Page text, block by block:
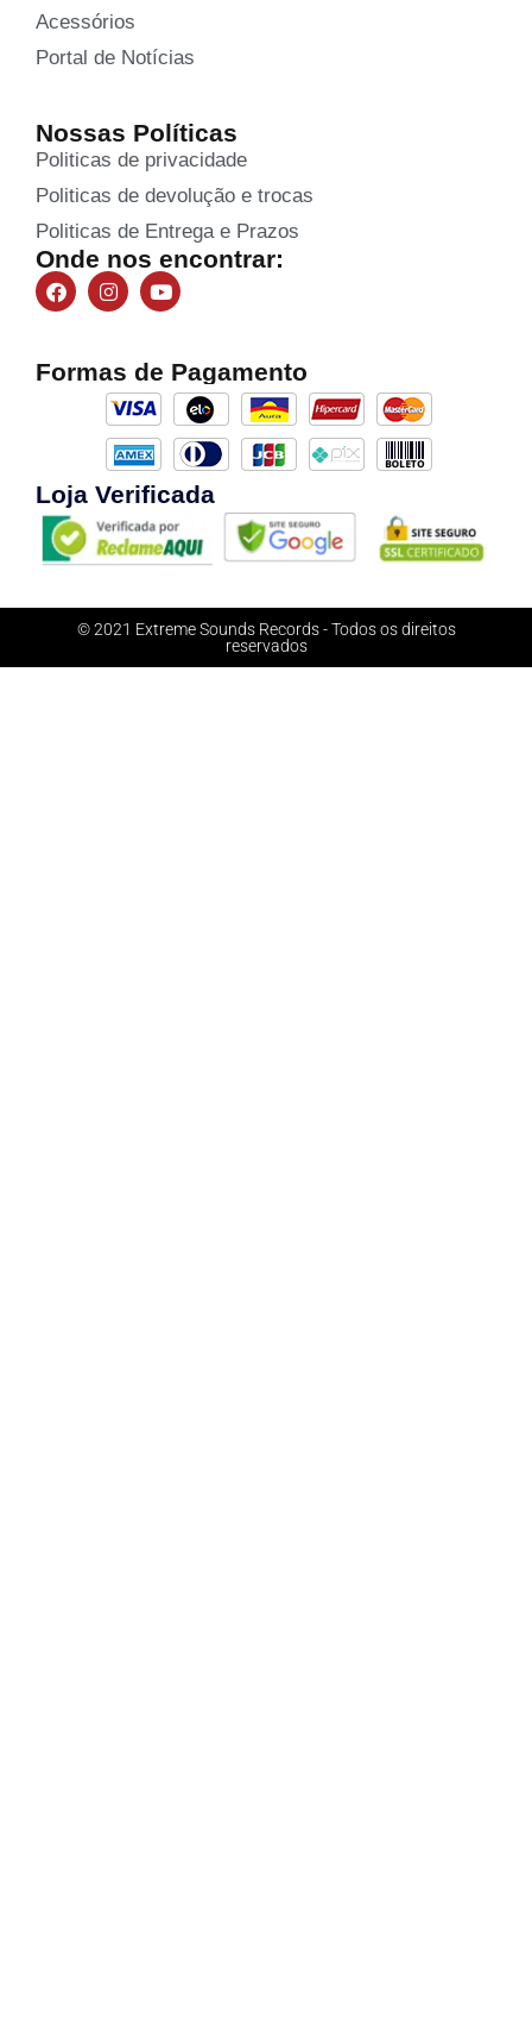
Acessórios
Portal de Notícias
Nossas Políticas
Politicas de privacidade
Politicas de devolução e trocas
Politicas de Entrega e Prazos
Onde nos encontrar:
Formas de Pagamento
Loja Verificada
© 2021 Extreme Sounds Records - Todos os direitos
reservados